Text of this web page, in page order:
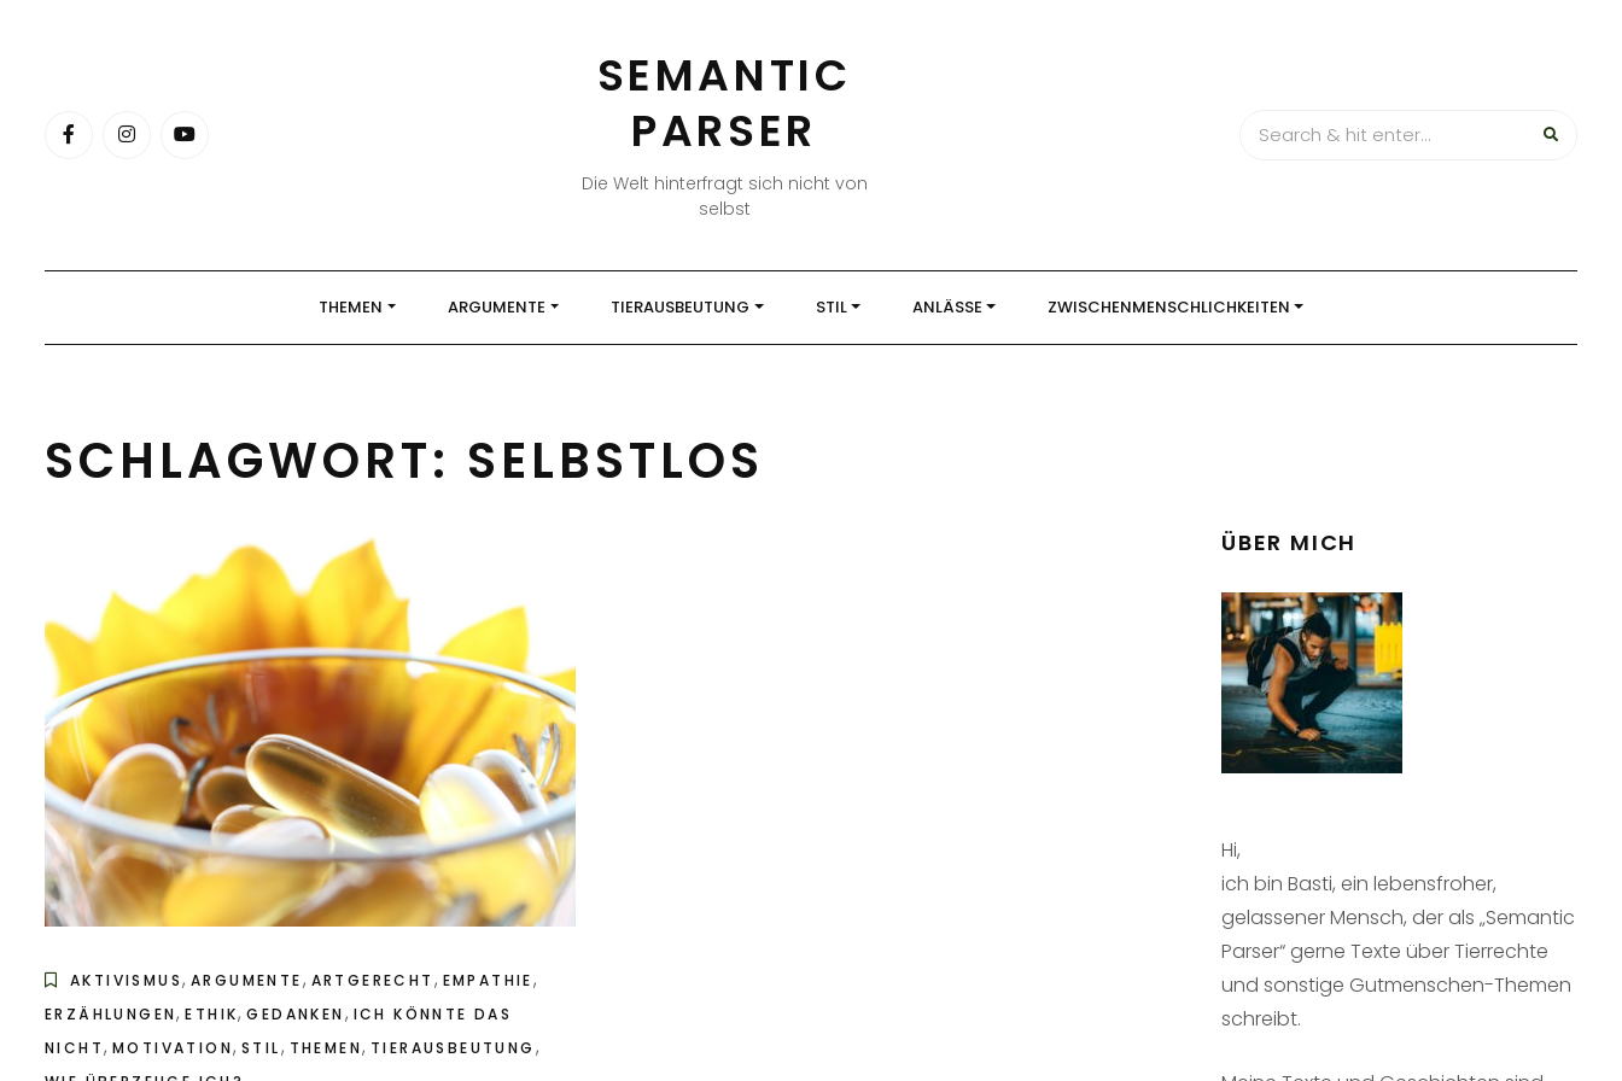
SEMANTIC
PARSER
Die Welt hinterfragt sich nicht von
selbst
THEMEN ARGUMENTE TIERAUSBEUTUNG STIL ANLÄSSE ZWISCHENMENSCHLICHKEITEN
SCHLAGWORT: SELBSTLOS
AKTIVISMUS, ARGUMENTE, ARTGERECHT , EMPATHIE,
ERZÄHLUNGEN,ETHIK,GEDANKEN , ICH KÖNNTE DAS
NICHT, MOTIVATION, STIL, THEMEN, TIERAUSBEUTUNG ,
ÜBER MICH
Hi,
ich bin Basti, ein lebensfroher,
gelassener Mensch, der als „Semantic
Parser“ gerne Texte über Tierrechte
und sonstige Gutmenschen-Themen
schreibt.